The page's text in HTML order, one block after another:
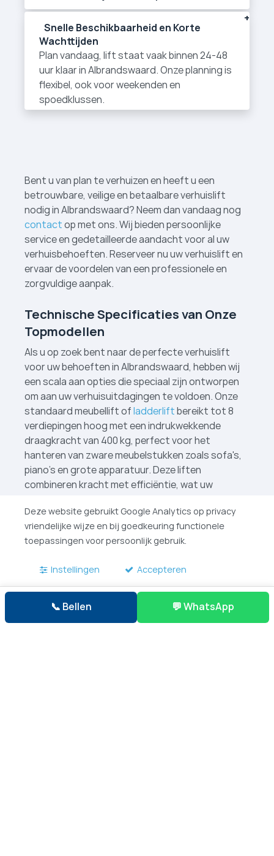
Snelle Beschikbaarheid en Korte
Wachttijden
Plan vandaag, lift staat vaak binnen 24-48
uur klaar in Albrandswaard. Onze planning is
flexibel, ook voor weekenden en
spoedklussen.
Bent u van plan te verhuizen en heeft u een
betrouwbare, veilige en betaalbare verhuislift
nodig in Albrandswaard? Neem dan vandaag nog
contactop met ons. Wij bieden persoonlijke
service en gedetailleerde aandacht voor al uw
verhuisbehoeften. Reserveer nu uw verhuislift en
ervaar de voordelen van een professionele en
zorgvuldige aanpak.
Technische Specificaties van Onze
Topmodellen
Als u op zoek bent naar de perfecte verhuislift
voor uw behoeften in Albrandswaard, hebben wij
een scala aan opties die speciaal zijn ontworpen
om aan uw verhuisuitdagingen te voldoen. Onze
standaard meubellift ofladderliftbereikt tot 8
verdiepingen hoog met een indrukwekkende
draagkracht van 400 kg, perfect voor het
hanteren van zware meubelstukken zoals sofa's,
piano's en grote apparatuur. Deze liften
combineren kracht met efficiëntie, wat uw
verlopen. Wij hebben sinds kort ook verhuislift­en in
EindhovenenAlmere!
Deze website gebruikt Google Analytics op privacy
vriendelijke wijze en bij goedkeuring functionele
toepassingen voor persoonlijk gebruik.
Instellingen Accepteren
📞 Bellen 💬 WhatsApp